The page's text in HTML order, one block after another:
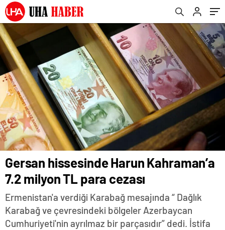
Gersan hissesinde Harun Kahraman’a
7.2 milyon TL para cezası
Ermenistan'a verdiği Karabağ mesajında “ Dağlık
Karabağ ve çevresindeki bölgeler Azerbaycan
Cumhuriyeti'nin ayrılmaz bir parçasıdır” dedi. İstifa